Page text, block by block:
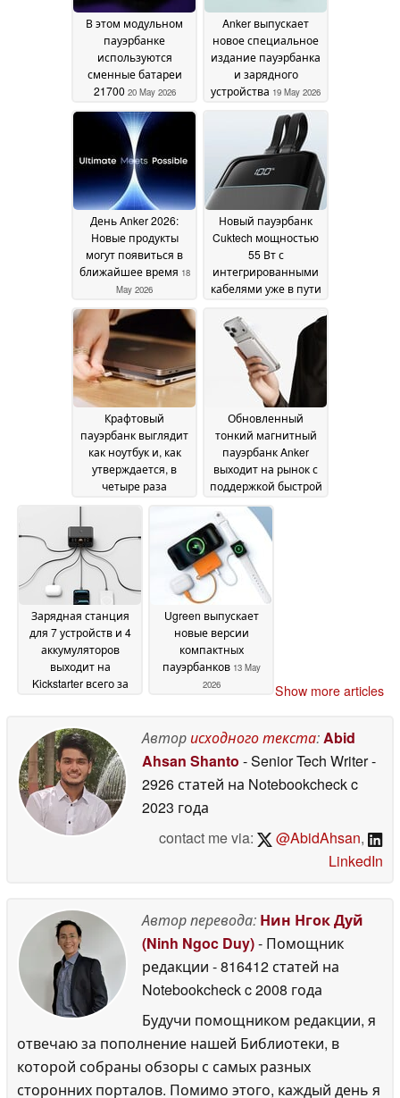
В этом модульном
пауэрбанке
используются
сменные батареи
21700 20 May 2026
Anker выпускает
новое специальное
издание пауэрбанка
и зарядного
устройства 19 May 2026
День Anker 2026:
Новые продукты
могут появиться в
ближайшее время 18
May 2026
Новый пауэрбанк
Cuktech мощностью
55 Вт с
интегрированными
кабелями уже в пути
Крафтовый
пауэрбанк выглядит
как ноутбук и, как
утверждается, в
четыре раза
увеличивает время
15 May 2026
Обновленный
тонкий магнитный
пауэрбанк Anker
выходит на рынок с
поддержкой быстрой
зарядки мощностью
30 Вт14 May 2026
Зарядная станция
для 7 устройств и 4
аккумуляторов
выходит на
Kickstarter всего за
Ugreen выпускает
новые версии
компактных
пауэрбанков 13 May
2026
Show more articles
Авторисходного текста:Abid
Ahsan Shanto - Senior Tech Writer-
2926 статей на Notebookcheckc
2023 года
contact me via:
@AbidAhsan,
LinkedIn
Автор перевода: Нин Нгок Дуй
(Ninh Ngoc Duy)- Помощник
редакции - 816412 статей на
Notebookcheckc 2008 года
Будучи помощником редакции, я
отвечаю за пополнение нашей Библиотеки, в
которой собраны обзоры с самых разных
сторонних порталов. Помимо этого, каждый день я